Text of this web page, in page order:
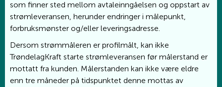
som finner sted mellom avtaleinngåelsen og oppstart av
strømleveransen, herunder endringer i målepunkt,
forbruksmønster og/eller leveringsadresse.
Dersom strømmåleren er profilmålt, kan ikke
TrøndelagKraft starte strømleveransen før målerstand er
mottatt fra kunden. Målerstanden kan ikke være eldre
enn tre måneder på tidspunktet denne mottas av